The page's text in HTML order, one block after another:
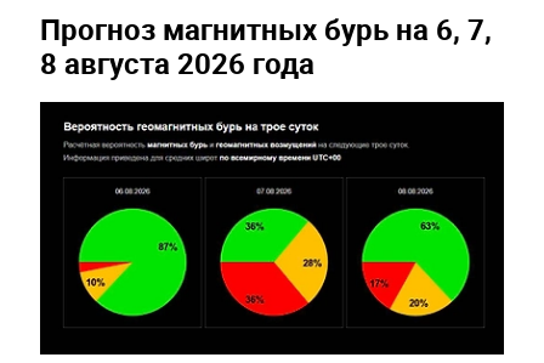
Прогноз магнитных бурь на 6, 7,
8 августа 2026 года